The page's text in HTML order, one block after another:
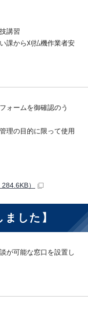
講習
課から刈払機作業者安
ォームを御確認のう
理の目的に限って使用
）
した】
が可能な窓口を設置し